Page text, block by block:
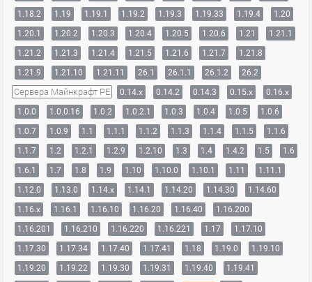
1.18.2
1.19 1.19.1 1.19.2 1.19.3 1.19.33 1.19.4
1.20
1.20.1
1.20.2 1.20.3 1.20.4 1.20.5 1.20.6 1.21
1.21.1
1.21.2
1.21.3 1.21.4 1.21.5 1.21.6 1.21.7
1.21.8
1.21.9
1.21.10 1.21.11 26.1 26.1.1 26.1.2 26.2
Сервера Майнкрафт PE 0.14.x 0.14.2 0.14.3 0.15.x
0.16.x
1.0.0
1.0.0.16 1.0.2 1.0.2.1 1.0.3 1.0.4 1.0.5
1.0.6
1.0.7
1.0.9 1.1 1.1.1 1.1.2 1.1.3 1.1.4 1.1.5
1.1.6
1.1.7
1.2 1.2.1 1.2.9 1.2.10 1.3 1.4 1.4.2 1.5
1.6
1.6.1
1.7 1.8 1.9 1.10 1.10.0 1.10.1 1.11
1.11.1
1.12.0
1.13.0 1.14.x 1.14.1 1.14.20 1.14.30
1.14.60
1.16.x
1.16.1 1.16.10 1.16.20 1.16.40
1.16.200
1.16.201
1.16.210 1.16.220 1.16.221 1.17
1.17.10
1.17.30
1.17.34 1.17.40 1.17.41 1.18 1.19.0
1.19.10
1.19.20
1.19.22 1.19.30 1.19.31 1.19.40
1.19.41